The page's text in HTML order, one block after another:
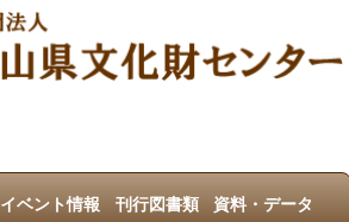
イベント情報 刊行図書類 資料・データ